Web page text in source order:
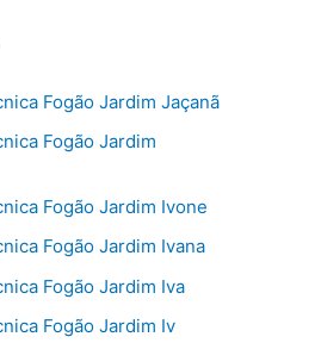
Fogão Jardim Jaçanã
Fogão Jardim
Fogão Jardim Ivone
Fogão Jardim Ivana
Fogão Jardim Iva
Fogão Jardim Iv